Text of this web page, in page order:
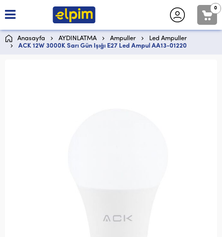
0
Anasayfa AYDINLATMA Ampuller
Led Ampuller
ACK 12W 3000K Sarı Gün Işığı E27 Led Ampul AA13-01220